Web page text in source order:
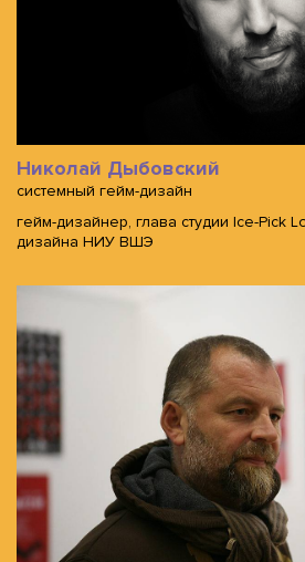
Николай Дыбовский
системный гейм-дизайн
гейм-дизайнер, глава студии Ice-Pick
дизайна НИУ ВШЭ